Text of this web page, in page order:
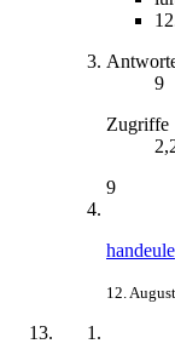
9
Zugriffe
9
handeule
12.